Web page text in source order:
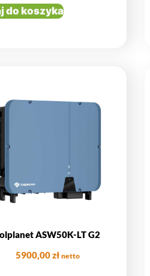
do koszyka
ASW50K-LT G2
5900,00zł netto